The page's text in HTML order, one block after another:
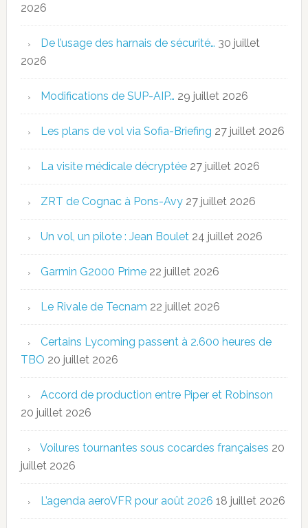
2026
De l’usage des harnais de sécurité… 30 juillet
2026
Modifications de SUP-AIP… 29 juillet 2026
Les plans de vol via Sofia-Briefing 27 juillet 2026
La visite médicale décryptée 27 juillet 2026
ZRT de Cognac à Pons-Avy 27 juillet 2026
Un vol, un pilote : Jean Boulet 24 juillet 2026
Garmin G2000 Prime 22 juillet 2026
Le Rivale de Tecnam 22 juillet 2026
Certains Lycoming passent à 2.600 heures de
TBO 20 juillet 2026
Accord de production entre Piper et Robinson
20 juillet 2026
Voilures tournantes sous cocardes françaises 20
juillet 2026
L’agenda aeroVFR pour août 2026 18 juillet 2026